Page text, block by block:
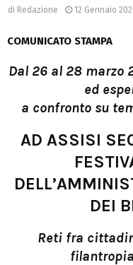
di Redazione 12 Gennaio
COMUNICATO STAMPA
Dal 26 al 28
ed
a confronto su
AD ASSISI
DEI
Reti fra